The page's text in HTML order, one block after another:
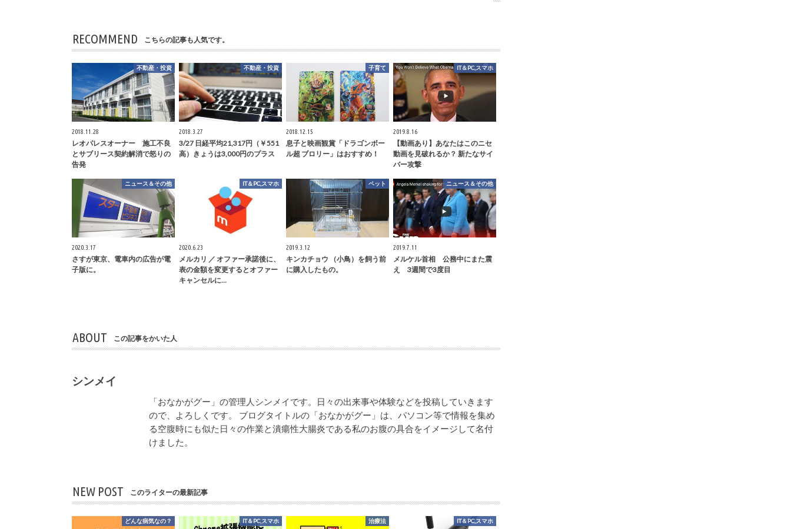
RECOMMEND こちらの記事も人気です。
不動産・投資
2018.11.28
レオパレスオーナー 施工不良
とサブリース契約解消で怒りの
告発
不動産・投資
2018.3.27
3/27 日経平均21,317円（￥551
高）きょうは3,000円のプラス
子育て
2018.12.15
息子と映画観賞「ドラゴンボー
ル超 ブロリー」はおすすめ！
IT＆PC,スマホ
2019.8.16
【動画あり】あなたはこのニセ
動画を見破れるか？ 新たなサイ
バー攻撃
ニュース＆その他
2020.3.17
さすが東京、電車内の広告が電
子版に。
IT＆PC,スマホ
2020.6.23
メルカリ ／ オファー承諾後に、
表の金額を変更するとオファー
キャンセルに…
ペット
2019.3.12
キンカチョウ （小鳥）を飼う前
に購入したもの。
ニュース＆その他
2019.7.11
メルケル首相 公務中にまた震
え 3週間で3度目
ABOUT この記事をかいた人
シンメイ
「おなかがグー」の管理人シンメイです。日々の出来事や体験などを投稿していきます
ので、よろしくです。 ブログタイトルの「おなかがグー」は、パソコン等で情報を集め
る空腹時にも似た日々の作業と潰瘍性大腸炎である私のお腹の具合をイメージして名付
けました。
NEW POST このライターの最新記事
どんな病気なの？ IT＆PC,スマホ 治療法 IT＆PC,スマホ